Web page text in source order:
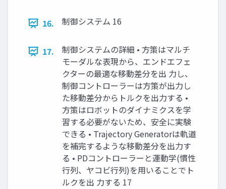
16. 制御システム 16
17.
制御システムの詳細 • 方策はマルチ
モーダルな表現から、エンドエフェ
クターの最適な移動差分を出 力し、
制御コントローラーは方策が出力し
た移動差分からトルクを出力する •
方策はロボットのダイナミクスを学
習する必要がないため、安全に実験
できる • Trajectory Generatorは軌道
を補完するような移動差分を出力す
る • PDコントローラーと運動学(慣性
行列、ヤコビ行列)を用いることでト
ルクを出 力する 17